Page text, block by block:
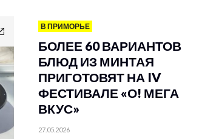
В ПРИМОРЬЕ
БОЛЕЕ 60 ВАРИАНТОВ
БЛЮД ИЗ МИНТАЯ
ПРИГОТОВЯТ НА IV
ФЕСТИВАЛЕ «О! МЕГА
ВКУС»
27.05.2026